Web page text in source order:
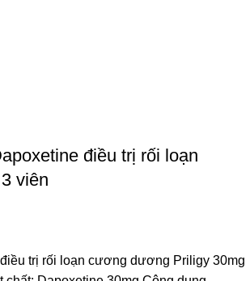
điều trị rối loạn
viên
trị rối loạn cương dương Priligy 30mg